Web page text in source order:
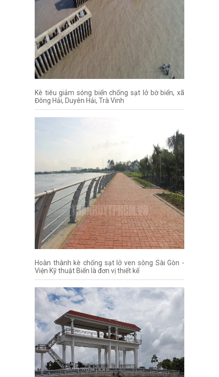
Kè tiêu giảm sóng biển chống sạt lở bờ biển, xã
Đông Hải, Duyên Hải, Trà Vinh
Hoàn thành kè chống sạt lở ven sông Sài Gòn -
Viện Kỹ thuật Biển là đơn vị thiết kế